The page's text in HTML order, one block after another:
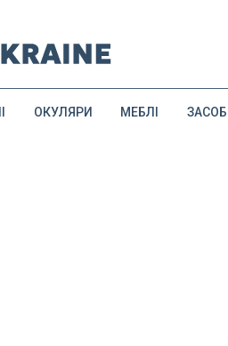
ОКУЛЯРИ МЕБЛІ